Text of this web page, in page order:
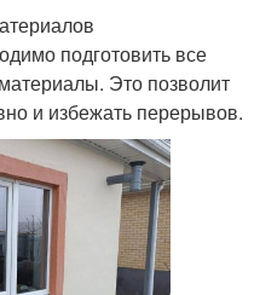
подготовить все
Это позволит
и избежать перерывов.